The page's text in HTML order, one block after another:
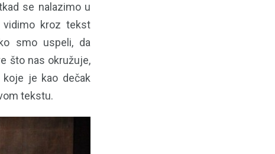
se nalazimo u
vidimo kroz tekst
smo uspeli, da
što nas okružuje,
je kao dečak
tekstu.